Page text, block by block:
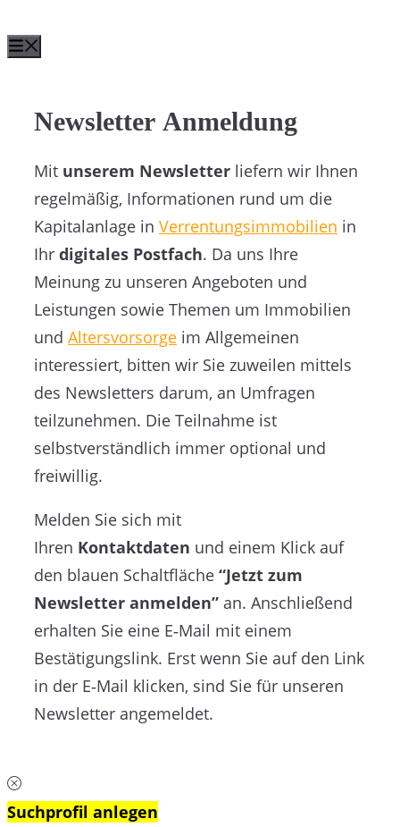
Inhalt
Newsletter Anmeldung
Mit unserem Newsletter liefern wir Ihnen
regelmäßig, Informationen rund um die
Kapitalanlage in Verrentungsimmobilien in
Ihr digitales Postfach. Da uns Ihre
Meinung zu unseren Angeboten und
Leistungen sowie Themen um Immobilien
und Altersvorsorge im Allgemeinen
interessiert, bitten wir Sie zuweilen mittels
des Newsletters darum, an Umfragen
teilzunehmen. Die Teilnahme ist
selbstverständlich immer optional und
freiwillig.
Melden Sie sich mit
Ihren Kontaktdaten und einem Klick auf
den blauen Schaltfläche “Jetzt zum
Newsletter anmelden” an. Anschließend
erhalten Sie eine E‑Mail mit einem
Bestätigungslink. Erst wenn Sie auf den Link
in der E‑Mail klicken, sind Sie für unseren
Newsletter angemeldet.
Suchprofil anlegen